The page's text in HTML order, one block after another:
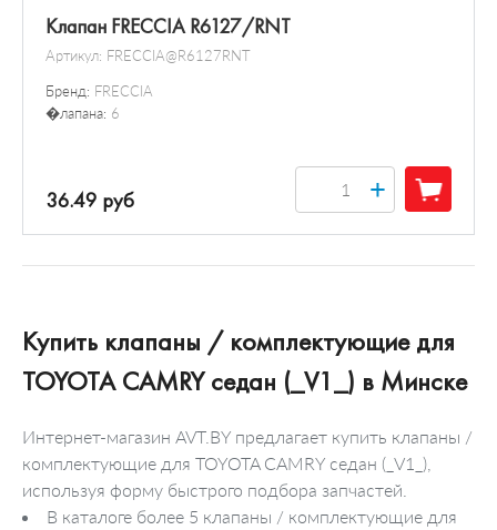
Клапан FRECCIA R6127/RNT
Артикул: FRECCIA@R6127RNT
Бренд: FRECCIA
�лапана: 6
36.49 руб +
Купить клапаны / комплектующие для
TOYOTA CAMRY седан (_V1_) в Минске
Интернет-магазин AVT.BY предлагает купить клапаны /
комплектующие для TOYOTA CAMRY седан (_V1_),
используя форму быстрого подбора запчастей.
В каталоге более 5 клапаны / комплектующие для